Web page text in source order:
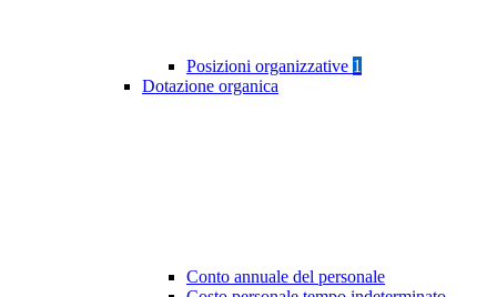
Posizioni organizzative 1
Dotazione organica
Conto annuale del personale